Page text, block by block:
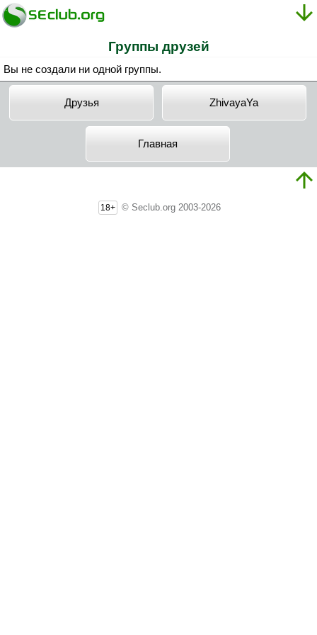
Группы друзей
Вы не создали ни одной группы.
Друзья ZhivayaYa
Главная
18+ © Seclub.org 2003-2026